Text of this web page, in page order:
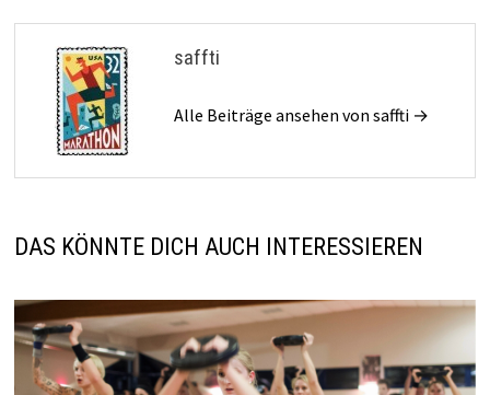
saffti
Alle Beiträge ansehen von saffti →
DAS KÖNNTE DICH AUCH INTERESSIEREN